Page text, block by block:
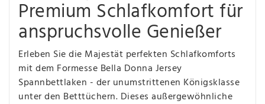
Premium Schlafkomfort für
anspruchsvolle Genießer
Erleben Sie die Majestät perfekten Schlafkomforts
mit dem Formesse Bella Donna Jersey
Spannbettlaken - der unumstrittenen Königsklasse
unter den Betttüchern. Dieses außergewöhnliche